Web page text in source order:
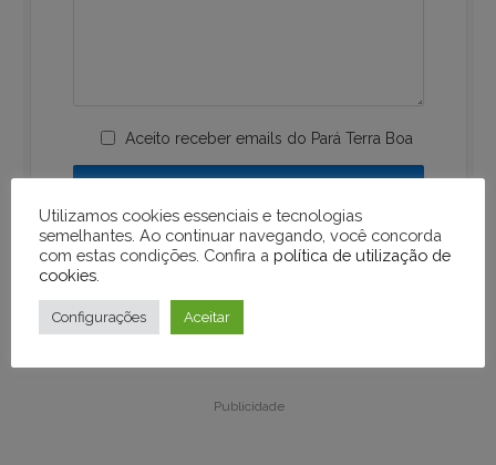
Aceito receber emails do Pará Terra Boa
Publicidade
Publicidade
Utilizamos cookies essenciais e tecnologias
semelhantes. Ao continuar navegando, você concorda
com estas condições. Confira a política de utilização de
cookies
Configurações Aceitar